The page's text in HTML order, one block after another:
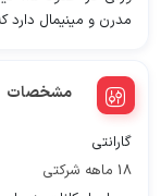
مدرن و مینیمال دارد
مشخصات
گارانتی
18 ماهه شرکتی